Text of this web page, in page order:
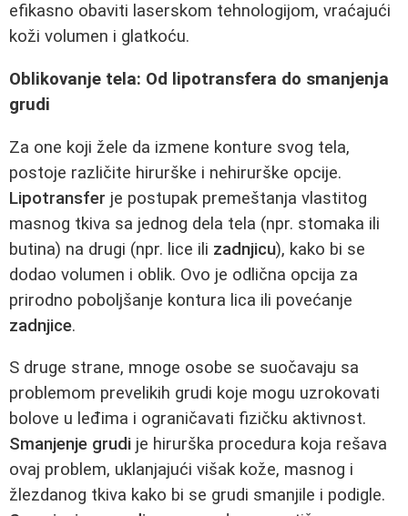
efikasno obaviti laserskom tehnologijom, vraćajući
koži volumen i glatkoću.
Oblikovanje tela: Od lipotransfera do smanjenja
grudi
Za one koji žele da izmene konture svog tela,
postoje različite hirurške i nehirurške opcije.
Lipotransfer je postupak premeštanja vlastitog
masnog tkiva sa jednog dela tela (npr. stomaka ili
butina) na drugi (npr. lice ili zadnjicu), kako bi se
dodao volumen i oblik. Ovo je odlična opcija za
prirodno poboljšanje kontura lica ili povećanje
zadnjice.
S druge strane, mnoge osobe se suočavaju sa
problemom prevelikih grudi koje mogu uzrokovati
bolove u leđima i ograničavati fizičku aktivnost.
Smanjenje grudi je hirurška procedura koja rešava
ovaj problem, uklanjajući višak kože, masnog i
žlezdanog tkiva kako bi se grudi smanjile i podigle.